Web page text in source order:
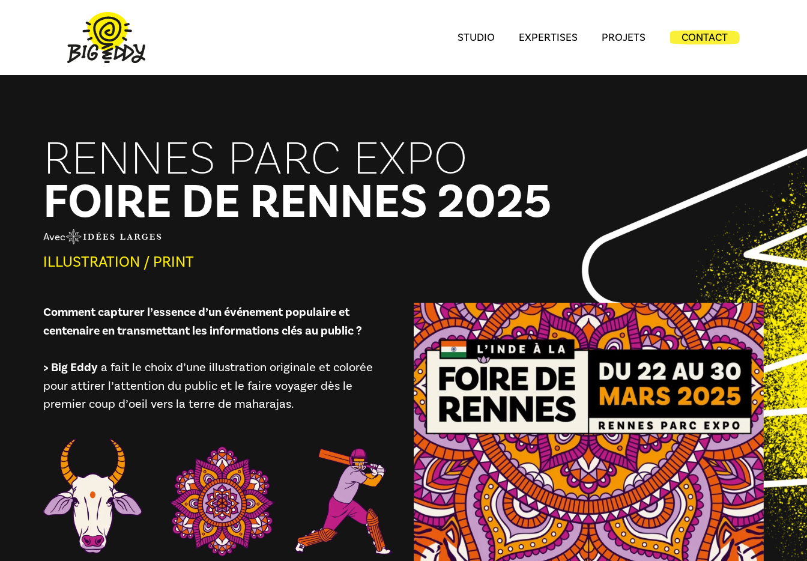
STUDIO EXPERTISES PROJETS CONTACT
RENNES PARC EXPO
FOIRE DE RENNES 2025
Avec
ILLUSTRATION / PRINT
Comment capturer l’essence d’un événement populaire et
centenaire en transmettant les informations clés au public ?
> Big Eddy a fait le choix d’une illustration originale et colorée
pour attirer l’attention du public et le faire voyager dès le
premier coup d’oeil vers la terre de maharajas.